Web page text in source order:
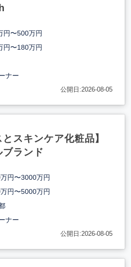
円〜500万円
円〜180万円
ナー
公開日:2026-08-05
とスキンケア化粧品】
ランド
円〜3000万円
円〜5000万円
ナー
公開日:2026-08-05